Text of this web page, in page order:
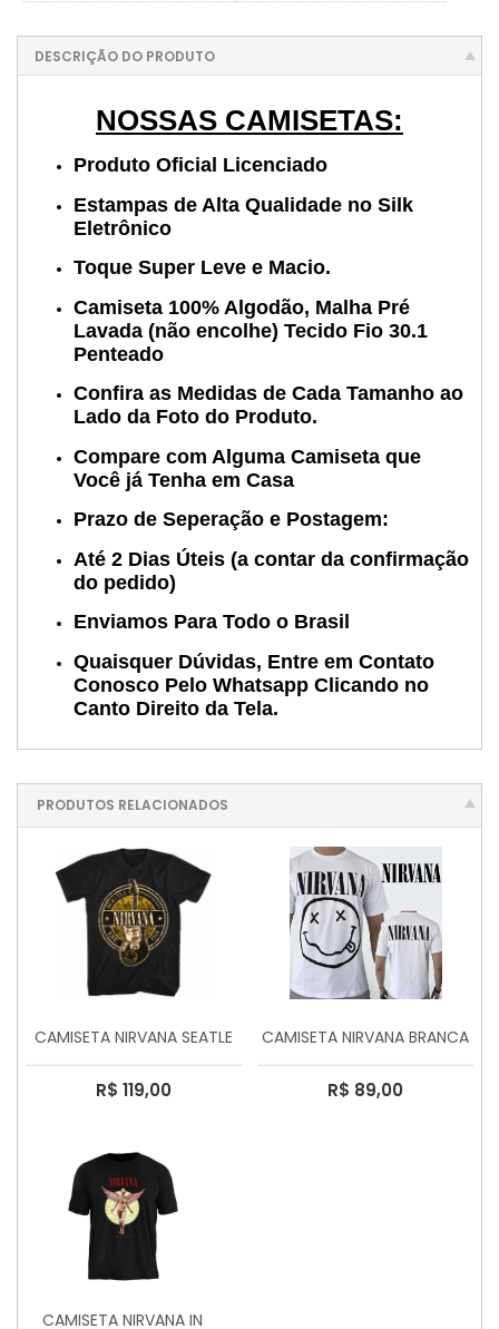
DESCRIÇÃO DO PRODUTO
NOSSAS CAMISETAS:
Produto Oficial Licenciado
Estampas de Alta Qualidade no Silk
Eletrônico
Toque Super Leve e Macio.
Camiseta 100% Algodão, Malha Pré
Lavada (não encolhe) Tecido Fio 30.1
Penteado
Confira as Medidas de Cada Tamanho ao
Lado da Foto do Produto.
Compare com Alguma Camiseta que
Você já Tenha em Casa
Prazo de Seperação e Postagem:
Até 2 Dias Úteis (a contar da confirmação
do pedido)
Enviamos Para Todo o Brasil
Quaisquer Dúvidas, Entre em Contato
Conosco Pelo Whatsapp Clicando no
Canto Direito da Tela.
PRODUTOS RELACIONADOS
CAMISETA NIRVANA SEATLE
R$ 119,00
CAMISETA NIRVANA BRANCA
R$ 89,00
CAMISETA NIRVANA IN